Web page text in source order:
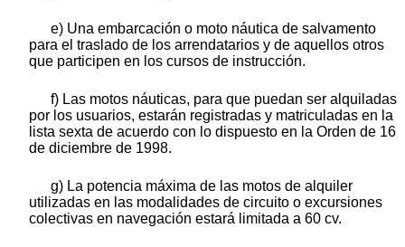
e) Una embarcación o moto náutica de salvamento
para el traslado de los arrendatarios y de aquellos otros
que participen en los cursos de instrucción.
f) Las motos náuticas, para que puedan ser alquiladas
por los usuarios, estarán registradas y matriculadas en la
lista sexta de acuerdo con lo dispuesto en la Orden de 16
de diciembre de 1998.
g) La potencia máxima de las motos de alquiler
utilizadas en las modalidades de circuito o excursiones
colectivas en navegación estará limitada a 60 cv.